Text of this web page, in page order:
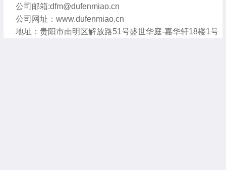
公司邮箱:dfm@dufenmiao.cn
公司网址：www.dufenmiao.cn
地址：贵阳市南明区解放路51号盛世华庭-嘉华轩18楼1号